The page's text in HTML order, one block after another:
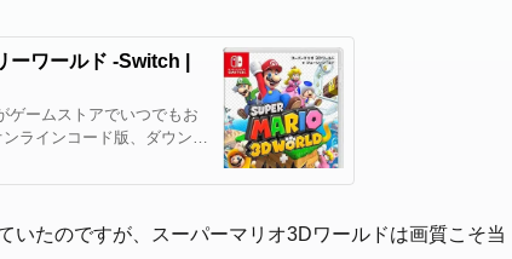
ワールド -Switch |
ゲームストアでいつでもお
ラインコード版、ダウンロ
いたのですが、スーパーマリオ3Dワールドは画質こそ当